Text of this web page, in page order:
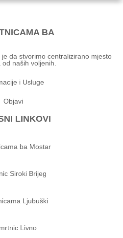
BA
da stvorimo centralizirano mjesto
naših voljenih.
i Usluge
Objavi
LINKOVI
ba Mostar
Siroki Brijeg
Ljubuški
Livno